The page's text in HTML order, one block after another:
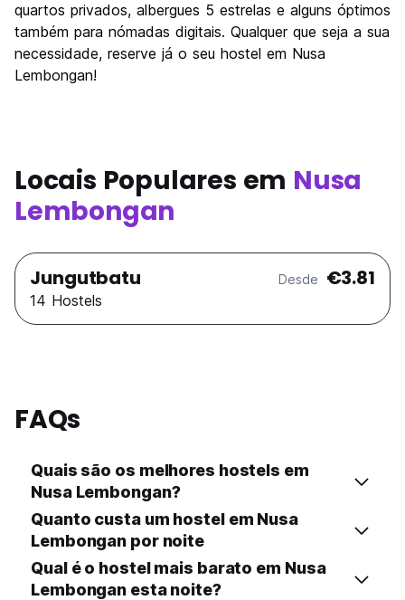
quartos privados, albergues 5 estrelas e alguns óptimos
também para nómadas digitais. Qualquer que seja a sua
necessidade, reserve já o seu hostel em Nusa
Lembongan!
Locais Populares em Nusa
Lembongan
Jungutbatu Desde €3.81
14 Hostels
FAQs
Quais são os melhores hostels em
Nusa Lembongan?
Quanto custa um hostel em Nusa
Lembongan por noite
Qual é o hostel mais barato em Nusa
Lembongan esta noite?